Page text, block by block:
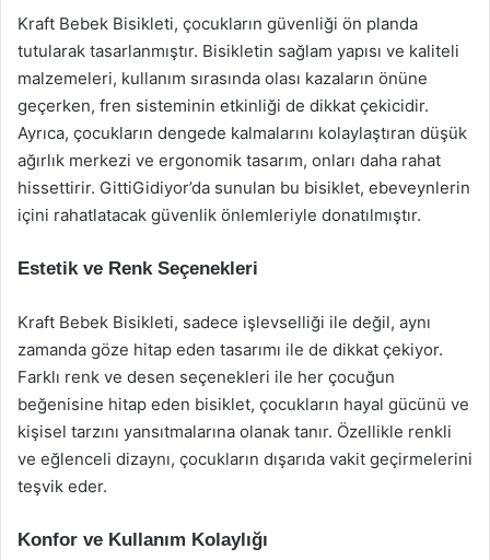
Kraft Bebek Bisikleti, çocukların güvenliği ön planda
tutularak tasarlanmıştır. Bisikletin sağlam yapısı ve kaliteli
malzemeleri, kullanım sırasında olası kazaların önüne
geçerken, fren sisteminin etkinliği de dikkat çekicidir.
Ayrıca, çocukların dengede kalmalarını kolaylaştıran düşük
ağırlık merkezi ve ergonomik tasarım, onları daha rahat
hissettirir. GittiGidiyor’da sunulan bu bisiklet, ebeveynlerin
içini rahatlatacak güvenlik önlemleriyle donatılmıştır.
Estetik ve Renk Seçenekleri
Kraft Bebek Bisikleti, sadece işlevselliği ile değil, aynı
zamanda göze hitap eden tasarımı ile de dikkat çekiyor.
Farklı renk ve desen seçenekleri ile her çocuğun
beğenisine hitap eden bisiklet, çocukların hayal gücünü ve
kişisel tarzını yansıtmalarına olanak tanır. Özellikle renkli
ve eğlenceli dizaynı, çocukların dışarıda vakit geçirmelerini
teşvik eder.
Konfor ve Kullanım Kolaylığı